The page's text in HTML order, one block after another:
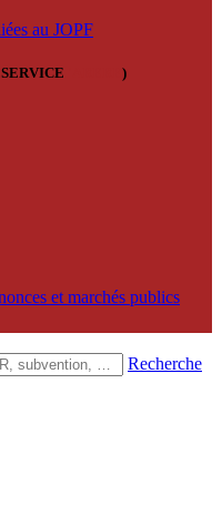
au JOPF
)
et marchés publics
Recherche